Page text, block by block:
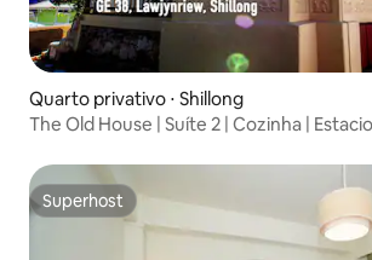
Quarto privativo ⋅ Shillong
The Old House | Suíte 2 | Cozinha |
Superhost
Superhost